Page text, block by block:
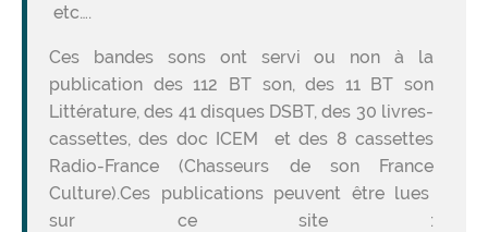
etc….
Ces bandes sons ont servi ou non à la
publication des 112 BT son, des 11 BT son
Littérature, des 41 disques DSBT, des 30 livres-
cassettes, des doc ICEM et des 8 cassettes
Radio-France (Chasseurs de son France
Culture).Ces publications peuvent être lues
sur ce site :